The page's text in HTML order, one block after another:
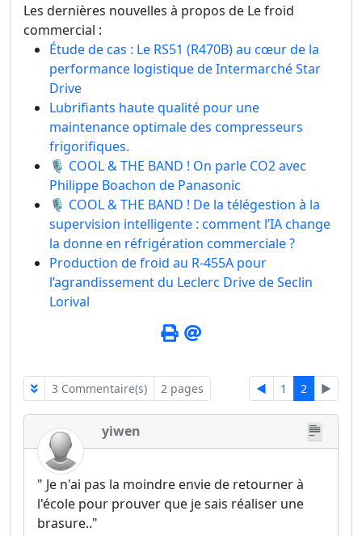
Les dernières nouvelles à propos de Le froid
commercial :
Étude de cas : Le RS51 (R470B) au cœur de la
performance logistique de Intermarché Star
Drive
Lubrifiants haute qualité pour une
maintenance optimale des compresseurs
frigorifiques.
🎙️ COOL & THE BAND ! On parle CO2 avec
Philippe Boachon de Panasonic
🎙️ COOL & THE BAND ! De la télégestion à la
supervision intelligente : comment l’IA change
la donne en réfrigération commerciale ?
Production de froid au R-455A pour
l’agrandissement du Leclerc Drive de Seclin
Lorival
3 Commentaire(s) 2 pages ◄ 1 2 ►
yiwen
" Je n'ai pas la moindre envie de retourner à
l'école pour prouver que je sais réaliser une
brasure.."